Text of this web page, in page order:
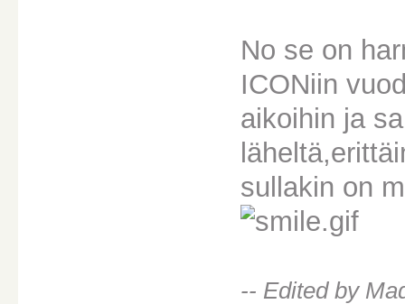
No se on
ICONiin
aikoihin ja
sullakin on
-- Edited by